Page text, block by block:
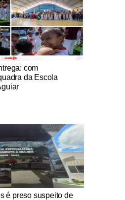
com
da Escola
é preso suspeito de